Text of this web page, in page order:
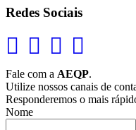
Redes Sociais
Fale com a AEQP.
Utilize nossos canais de
Responderemos o mais
Nome